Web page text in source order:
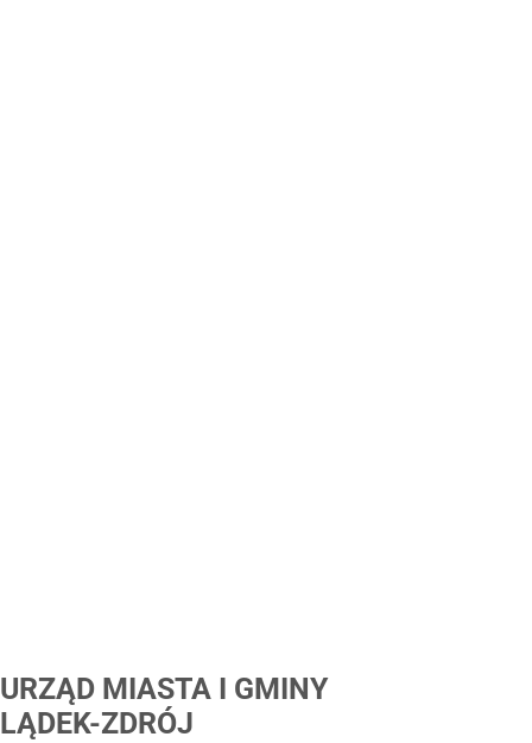
URZĄD MIASTA I GMINY
LĄDEK-ZDRÓJ